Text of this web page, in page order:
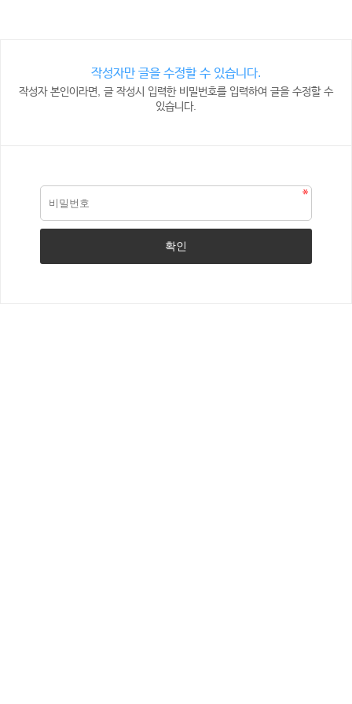
작성자만 글을 수정할 수 있습니다.
작성자 본인이라면, 글 작성시 입력한 비밀번호를 입력하여 글을 수정할 수
있습니다.